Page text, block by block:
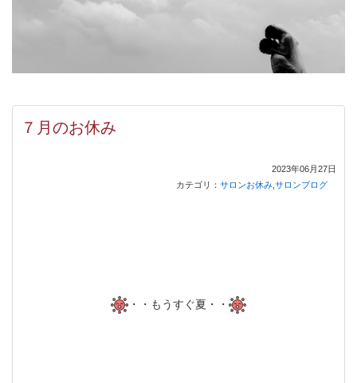
７月のお休み
2023年06月27日
カテゴリ： サロンお休み サロンブログ
・・もうすぐ夏・・